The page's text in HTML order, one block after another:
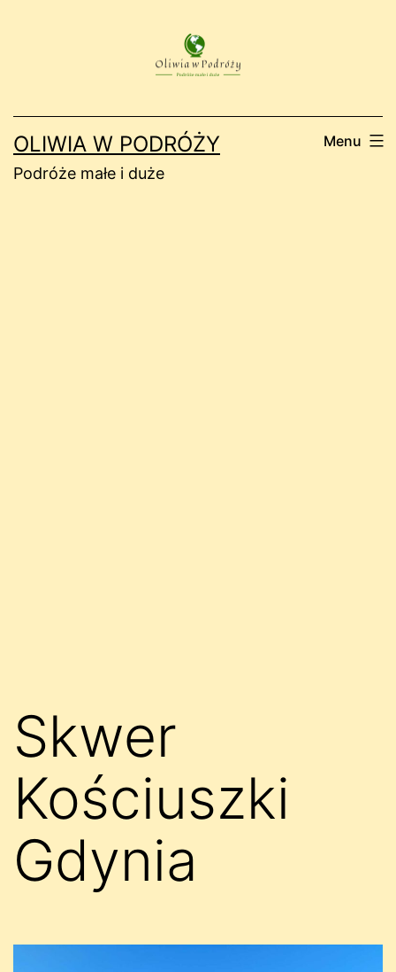
OLIWIA W PODRÓŻY
Podróże małe i duże
Menu
Skwer
Kościuszki
Gdynia